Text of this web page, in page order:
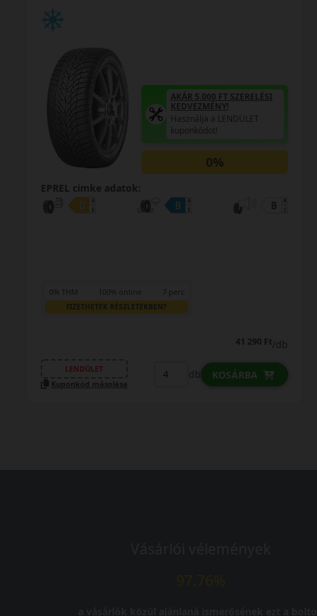
AKÁR 5.000 FT SZERELÉSI
KEDVEZMÉNY!
Használja a LENDÜLET
kuponkódot!
0%
EPREL cimke adatok:
0% THM 100% online 7 perc
FIZETHETEK RÉSZLETEKBEN?
46 390 Ft/db
LENDÜLET
Kuponkód másolása
db KOSÁRBA